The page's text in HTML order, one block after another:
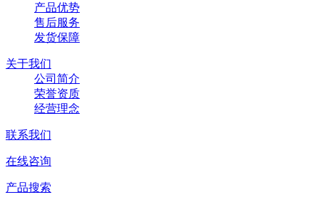
产品优势
售后服务
发货保障
关于我们
公司简介
荣誉资质
经营理念
联系我们
在线咨询
产品搜索